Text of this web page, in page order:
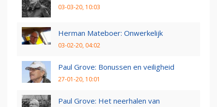
03-03-20, 10:03
Herman Mateboer: Onwerkelijk
03-02-20, 04:02
Paul Grove: Bonussen en veiligheid
27-01-20, 10:01
Paul Grove: Het neerhalen van